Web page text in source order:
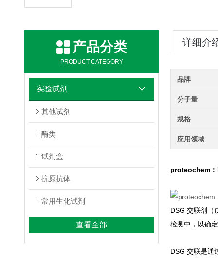
产品分类
PRODUCT CATEGORY
实验试剂
其他试剂
酶类
试剂盒
抗原抗体
常用生化试剂
查看全部
详细介
品牌
分子量
规格
应用领域
proteochem
DSG 交联剂（
检测中，以确
DSG 交联是通